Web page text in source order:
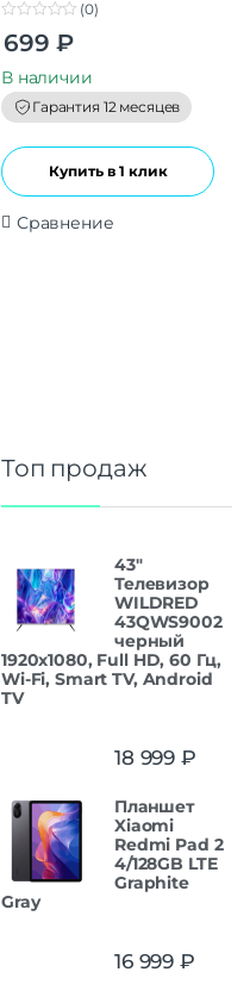
o
t
o
f
5
(0)
699 ₽
В наличии
Гарантия 12 месяцев
Купить в 1 клик
Сравнение
Топ продаж
43"
Телевизор
WILDRED
43QWS9002
черный
1920x1080, Full HD, 60 Гц,
Wi-Fi, Smart TV, Android
TV
18 999 ₽
Планшет
Xiaomi
Redmi Pad 2
4/128GB LTE
Graphite
Gray
16 999 ₽